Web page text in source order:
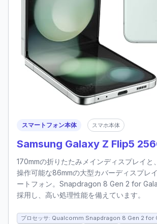
スマートフォン本体 スマホ本体
Samsung Galaxy Z Flip5
170mmの折りたたみメインディスプレイと
操作可能な86mmの大型カバーディスプレ
ートフォン。Snapdragon 8 Gen 2 for
採用し、高い処理性能を備えています。
プロセッサ: Qualcomm Snapdragon 8 Gen 2 for